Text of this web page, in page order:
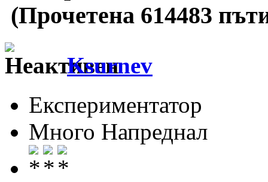
(Прочетена 614483
Ksurnev
Експериментатор
Много Напреднал